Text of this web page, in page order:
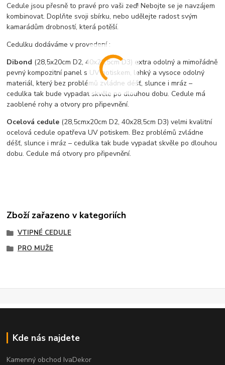
Cedule jsou přesně to pravé pro vaši zeď! Nebojte se je navzájem
kombinovat. Doplňte svoji sbírku, nebo udělejte radost svým
kamarádům drobností, která potěší.
Cedulku dodáváme v provedení :
Dibond (28,5x20cm D2, 40x28,5cm D3) extra odolný a mimořádně
pevný kompozitní panel s UV potiskem, lehký a vysoce odolný
materiál, který bez problémů zvládne déšť, slunce i mráz –
cedulka tak bude vypadat skvěle po dlouhou dobu. Cedule má
zaoblené rohy a otvory pro připevnění.
Ocelová cedule (28,5cmx20cm D2, 40x28,5cm D3) velmi kvalitní
ocelová cedule opatřeva UV potiskem. Bez problémů zvládne
déšť, slunce i mráz – cedulka tak bude vypadat skvěle po dlouhou
dobu. Cedule má otvory pro připevnění.
Zboží zařazeno v kategoriích
VTIPNÉ CEDULE
PRO MUŽE
Kde nás najdete
Kamenný obchod IvaDekor